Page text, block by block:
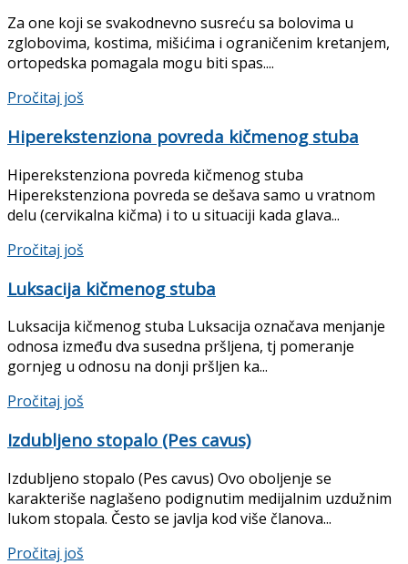
Za one koji se svakodnevno susreću sa bolovima u
zglobovima, kostima, mišićima i ograničenim kretanjem,
ortopedska pomagala mogu biti spas....
Pročitaj još
Hiperekstenziona povreda kičmenog stuba
Hiperekstenziona povreda kičmenog stuba
Hiperekstenziona povreda se dešava samo u vratnom
delu (cervikalna kičma) i to u situaciji kada glava...
Pročitaj još
Luksacija kičmenog stuba
Luksacija kičmenog stuba Luksacija označava menjanje
odnosa između dva susedna pršljena, tj pomeranje
gornjeg u odno­su na donji pršljen ka...
Pročitaj još
Izdubljeno stopalo (Pes cavus)
Izdubljeno stopalo (Pes cavus) Ovo oboljenje se
karakteriše naglašeno podignutim medijalnim uzdužnim
lukom stopala. Često se javlja kod više članova...
Pročitaj još